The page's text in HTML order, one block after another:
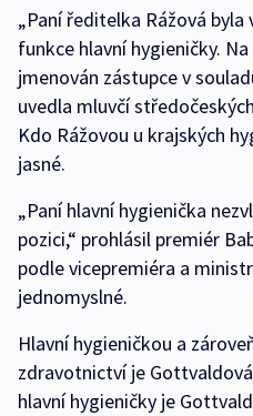
„Paní ředitelka Rážová
funkce hlavní hygieničky.
jmenován zástupce v
uvedla mluvčí
Kdo Rážovou u krajských
jasné.
„Paní hlavní hygienička
pozici,“ prohlásil premiér
podle vicepremiéra a
jednomyslné.
Hlavní hygieničkou a
zdravotnictví je
hlavní hygieničky je